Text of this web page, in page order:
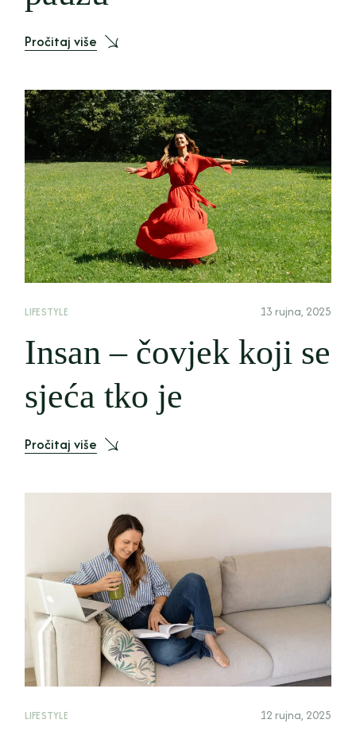
Pročitaj više
LIFESTYLE 13 rujna, 2025
Insan – čovjek koji se
sjeća tko je
Pročitaj više
LIFESTYLE 12 rujna, 2025